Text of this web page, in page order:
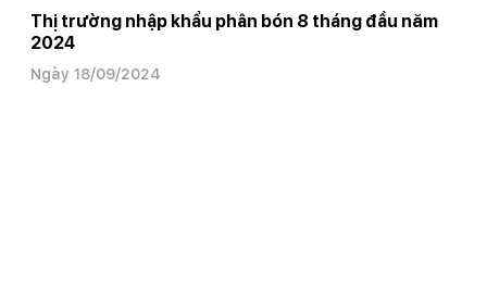
Thị trường nhập khẩu phân bón 8 tháng đầu năm
2024
Ngày 18/09/2024